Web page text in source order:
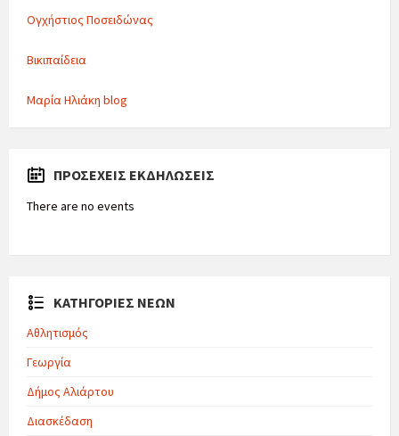
Ογχήστιος Ποσειδώνας
Βικιπαίδεια
Μαρία Ηλιάκη blog
ΠΡΟΣΕΧΕΊΣ ΕΚΔΗΛΏΣΕΙΣ
There are no events
ΚΑΤΗΓΟΡΙΕΣ ΝΕΩΝ
Αθλητισμός
Γεωργία
Δήμος Αλιάρτου
Διασκέδαση